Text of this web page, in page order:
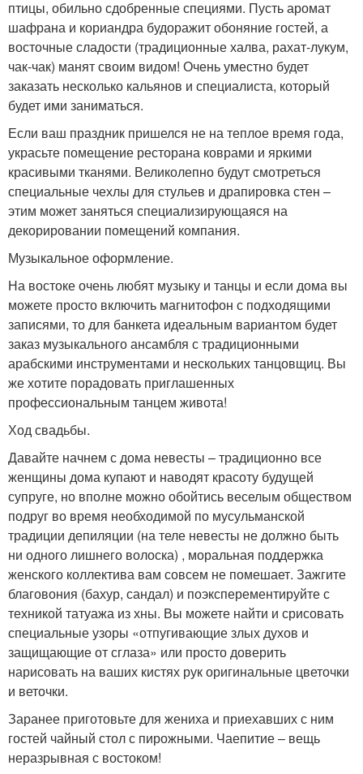
птицы, обильно сдобренные специями. Пусть аромат
шафрана и кориандра будоражит обоняние гостей, а
восточные сладости (традиционные халва, рахат-лукум,
чак-чак) манят своим видом! Очень уместно будет
заказать несколько кальянов и специалиста, который
будет ими заниматься.
Если ваш праздник пришелся не на теплое время года,
украсьте помещение ресторана коврами и яркими
красивыми тканями. Великолепно будут смотреться
специальные чехлы для стульев и драпировка стен –
этим может заняться специализирующаяся на
декорировании помещений компания.
Музыкальное оформление.
На востоке очень любят музыку и танцы и если дома вы
можете просто включить магнитофон с подходящими
записями, то для банкета идеальным вариантом будет
заказ музыкального ансамбля с традиционными
арабскими инструментами и нескольких танцовщиц. Вы
же хотите порадовать приглашенных
профессиональным танцем живота!
Ход свадьбы.
Давайте начнем с дома невесты – традиционно все
женщины дома купают и наводят красоту будущей
супруге, но вполне можно обойтись веселым обществом
подруг во время необходимой по мусульманской
традиции депиляции (на теле невесты не должно быть
ни одного лишнего волоска) , моральная поддержка
женского коллектива вам совсем не помешает. Зажгите
благовония (бахур, сандал) и поэксперементируйте с
техникой татуажа из хны. Вы можете найти и срисовать
специальные узоры «отпугивающие злых духов и
защищающие от сглаза» или просто доверить
нарисовать на ваших кистях рук оригинальные цветочки
и веточки.
Заранее приготовьте для жениха и приехавших с ним
гостей чайный стол с пирожными. Чаепитие – вещь
неразрывная с востоком!